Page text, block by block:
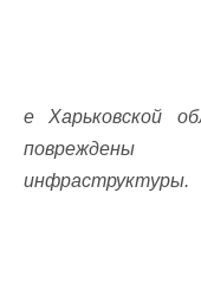
е Харьковской
повреждены
инфраструктуры.